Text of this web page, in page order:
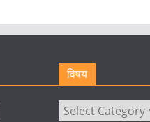
विषय
विषय